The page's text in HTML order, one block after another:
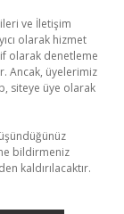
ve İletişim
olarak hizmet
olarak denetleme
Ancak, üyelerimiz
siteye üye olarak
bildirmeniz
kaldırılacaktır.